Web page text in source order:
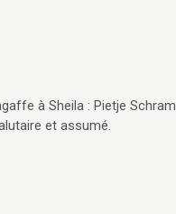
à Sheila : Pietje
et assumé.